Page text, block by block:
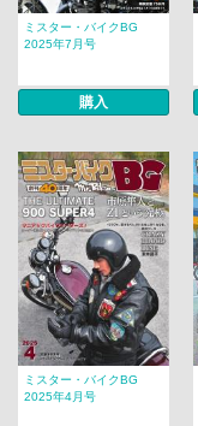
ミスター・バイクBG
2025年7月号
購入
ミスター・バイクBG
2025年4月号